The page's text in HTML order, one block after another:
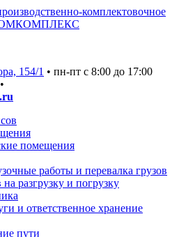
154/1 • пн-пт c 8:00 до 17:00
помещения
работы и перевалка грузов
разгрузку и погрузку
и ответственное хранение
пути